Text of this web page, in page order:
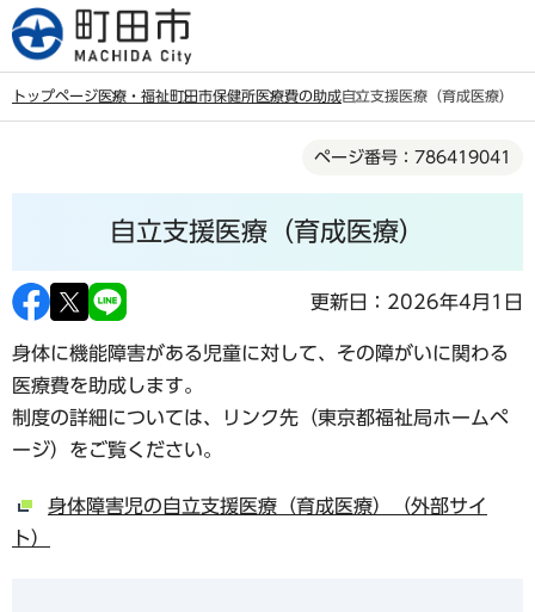
こ
の
す
トップページ医療・福祉町田市保健所医療費の助成自立支援医療（育成医療）
ら
ページ番号：786419041
自立支援医療（育成医療）
更新日：2026年4月1日
身体に機能障害がある児童に対して、その障がいに関わる
医療費を助成します。
制度の詳細については、リンク先（東京都福祉局ホームペ
ージ）をご覧ください。
身体障害児の自立支援医療（育成医療）（外部サイ
ト）